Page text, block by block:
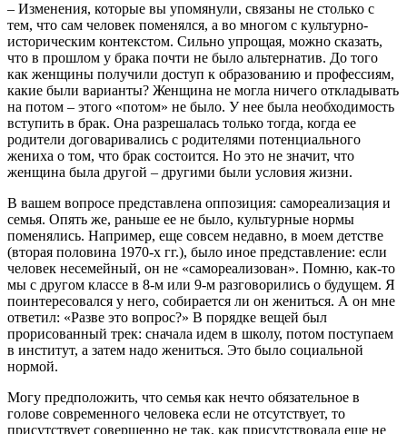
– Изменения, которые вы упомянули, связаны не столько с
тем, что сам человек поменялся, а во многом с культурно-
историческим контекстом. Сильно упрощая, можно сказать,
что в прошлом у брака почти не было альтернатив. До того
как женщины получили доступ к образованию и профессиям,
какие были варианты? Женщина не могла ничего откладывать
на потом – этого «потом» не было. У нее была необходимость
вступить в брак. Она разрешалась только тогда, когда ее
родители договаривались с родителями потенциального
жениха о том, что брак состоится. Но это не значит, что
женщина была другой – другими были условия жизни.
В вашем вопросе представлена оппозиция: самореализация и
семья. Опять же, раньше ее не было, культурные нормы
поменялись. Например, еще совсем недавно, в моем детстве
(вторая половина 1970-х гг.), было иное представление: если
человек несемейный, он не «самореализован». Помню, как-то
мы с другом классе в 8-м или 9-м разговорились о будущем. Я
поинтересовался у него, собирается ли он жениться. А он мне
ответил: «Разве это вопрос?» В порядке вещей был
прорисованный трек: сначала идем в школу, потом поступаем
в институт, а затем надо жениться. Это было социальной
нормой.
Могу предположить, что семья как нечто обязательное в
голове современного человека если не отсутствует, то
присутствует совершенно не так, как присутствовала еще не